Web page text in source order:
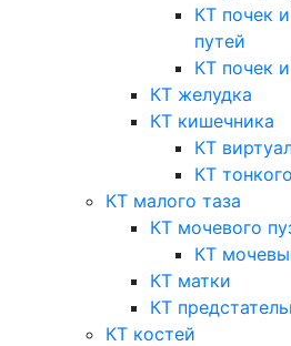
КТ почек
путей
КТ почек
КТ желудка
КТ кишечника
КТ
КТ
КТ малого таза
КТ мочевого
КТ
КТ матки
КТ
КТ костей